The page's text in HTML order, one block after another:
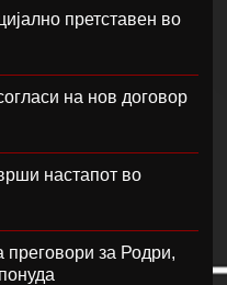
претставен во
на нов договор
настапот во
за Родри,